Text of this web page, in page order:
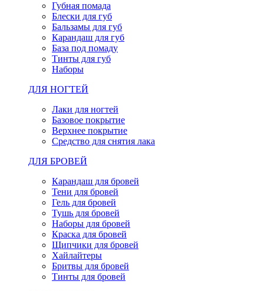
Губная помада
Блески для губ
Бальзамы для губ
Карандаш для губ
База под помаду
Тинты для губ
Наборы
ДЛЯ НОГТЕЙ
Лаки для ногтей
Базовое покрытие
Верхнее покрытие
Средство для снятия лака
ДЛЯ БРОВЕЙ
Карандаш для бровей
Тени для бровей
Гель для бровей
Тушь для бровей
Наборы для бровей
Краска для бровей
Щипчики для бровей
Хайлайтеры
Бритвы для бровей
Тинты для бровей